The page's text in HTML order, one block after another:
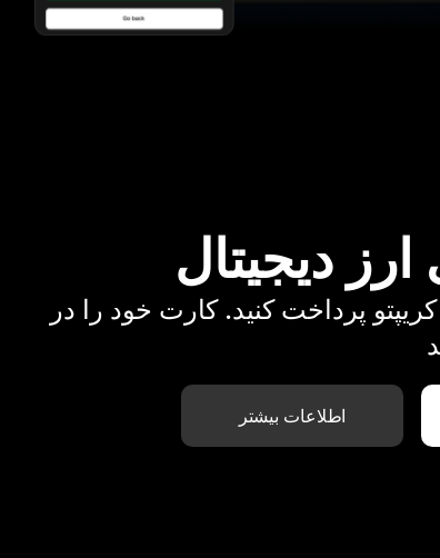
دیجیتال
پرداخت کنید. کارت خود را در
اطلاعات بیشتر